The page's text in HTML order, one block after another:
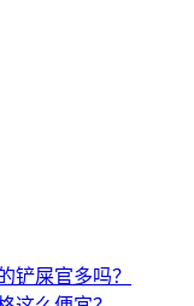
铲屎官多吗？